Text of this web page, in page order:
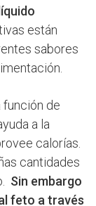
están
sabores
función de
a la
calorías.
cantidades
Sin embargo
feto a través